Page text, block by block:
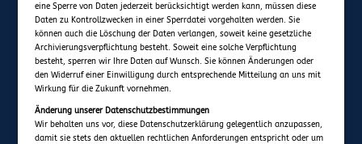
eine Sperre von Daten jederzeit berücksichtigt werden kann, müssen diese
Daten zu Kontrollzwecken in einer Sperrdatei vorgehalten werden. Sie
können auch die Löschung der Daten verlangen, soweit keine gesetzliche
Archivierungsverpflichtung besteht. Soweit eine solche Verpflichtung
besteht, sperren wir Ihre Daten auf Wunsch. Sie können Änderungen oder
den Widerruf einer Einwilligung durch entsprechende Mitteilung an uns mit
Wirkung für die Zukunft vornehmen.
Änderung unserer Datenschutzbestimmungen
Wir behalten uns vor, diese Datenschutzerklärung gelegentlich anzupassen,
damit sie stets den aktuellen rechtlichen Anforderungen entspricht oder um